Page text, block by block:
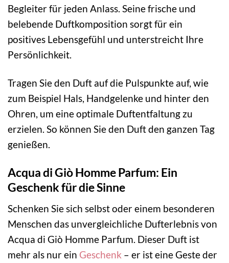
Begleiter für jeden Anlass. Seine frische und
belebende Duftkomposition sorgt für ein
positives Lebensgefühl und unterstreicht Ihre
Persönlichkeit.
Tragen Sie den Duft auf die Pulspunkte auf, wie
zum Beispiel Hals, Handgelenke und hinter den
Ohren, um eine optimale Duftentfaltung zu
erzielen. So können Sie den Duft den ganzen Tag
genießen.
Acqua di Giò Homme Parfum: Ein
Geschenk für die Sinne
Schenken Sie sich selbst oder einem besonderen
Menschen das unvergleichliche Dufterlebnis von
Acqua di Giò Homme Parfum. Dieser Duft ist
mehr als nur ein Geschenk – er ist eine Geste der